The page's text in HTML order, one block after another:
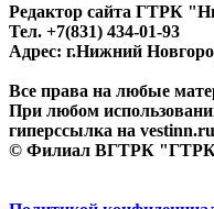
Редактор сайта ГТРК
Тел. +7(831) 434-01-93
Адрес: г.Нижний
Все права на любые
При любом
гиперссылка на
© Филиал ВГТРК